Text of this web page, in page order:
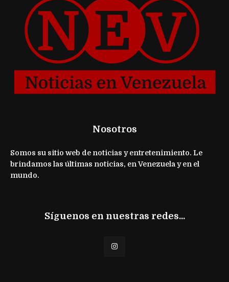
Nosotros
Somos su sitio web de noticias y entretenimiento. Le
brindamos las últimas noticias, en Venezuela y en el
mundo.
Síguenos en nuestras redes...